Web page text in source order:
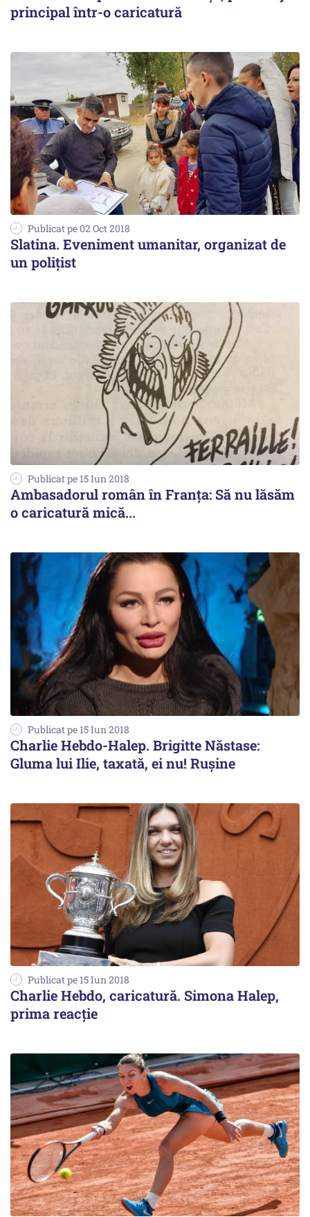
principal într-o caricatură
Publicat pe 02 Oct 2018
Slatina. Eveniment umanitar, organizat de
un polițist
Publicat pe 15 Iun 2018
Ambasadorul român în Franța: Să nu lăsăm
o caricatură mică...
Publicat pe 15 Iun 2018
Charlie Hebdo-Halep. Brigitte Năstase:
Gluma lui Ilie, taxată, ei nu! Rușine
Publicat pe 15 Iun 2018
Charlie Hebdo, caricatură. Simona Halep,
prima reacție